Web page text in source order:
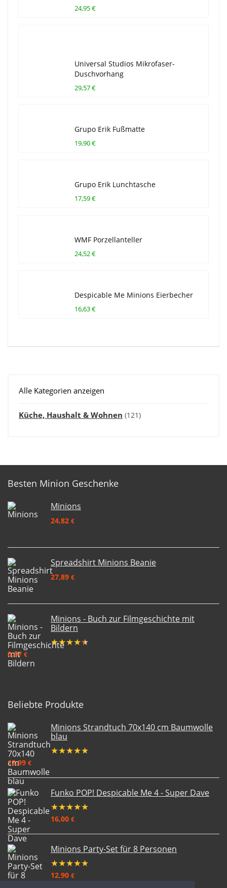
24,95 €
Universal Studios Mikrofaser-
Duschvorhang
29,57 €
Grupo Erik Fußmatte
19,90 €
Grupo Erik Lunchtasche
17,59 €
WMF Porzellanteller
24,52 €
Despicable Me Minions Eierbecher
16,63 €
Alle Kategorien anzeigen
Küche, Haushalt & Wohnen (121)
Besten Minion Geschenke
Minions
24,82 €
Spreadshirt Minions Beanie
27,89 €
Minions - Buch zur Filmgeschichte mit
Bildern
★★★★★
0,97 €
Beliebte Produkte
Minions Strandtuch 70x140 cm Baumwolle
blau
★★★★★
12,99 €
Funko POP! Despicable Me 4 - Super Dave
★★★★★
16,00 €
Minions Party-Set für 8 Personen
★★★★★
12,90 €